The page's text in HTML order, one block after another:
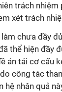
trách nhiệm
xét trách
chưa đầy
thể hiện đầy
án tái cơ cấu
công tác
hệ nhân quả